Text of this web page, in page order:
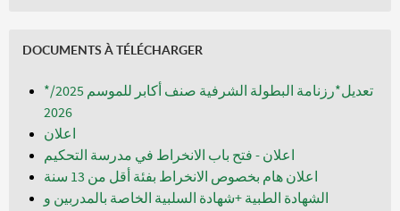
DOCUMENTS À TÉLÉCHARGER
*تعديل*رزنامة البطولة الشرفية صنف أكابر للموسم 2025/
2026
اعلان
اعلان - فتح باب الانخراط في مدرسة التحكيم
اعلان هام بخصوص الانخراط بفئة أقل من 13 سنة
الشهادة الطبية +شهادة السلبية الخاصة بالمدربين و